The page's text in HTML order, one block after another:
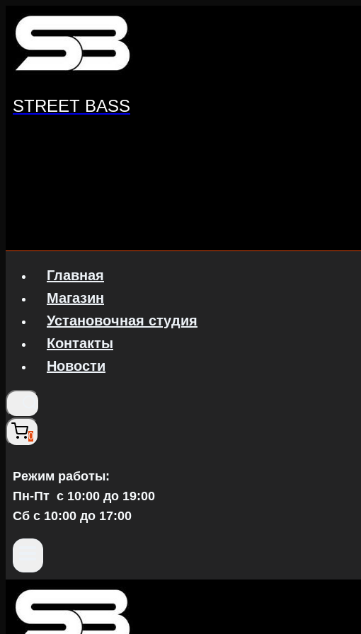
Перейти
содержанию
STREET BASS
Главная
Магазин
Установочная студия
Контакты
Новости
0
Режим работы:
Пн-Пт c 10:00 до 19:00
Сб с 10:00 до 17:00